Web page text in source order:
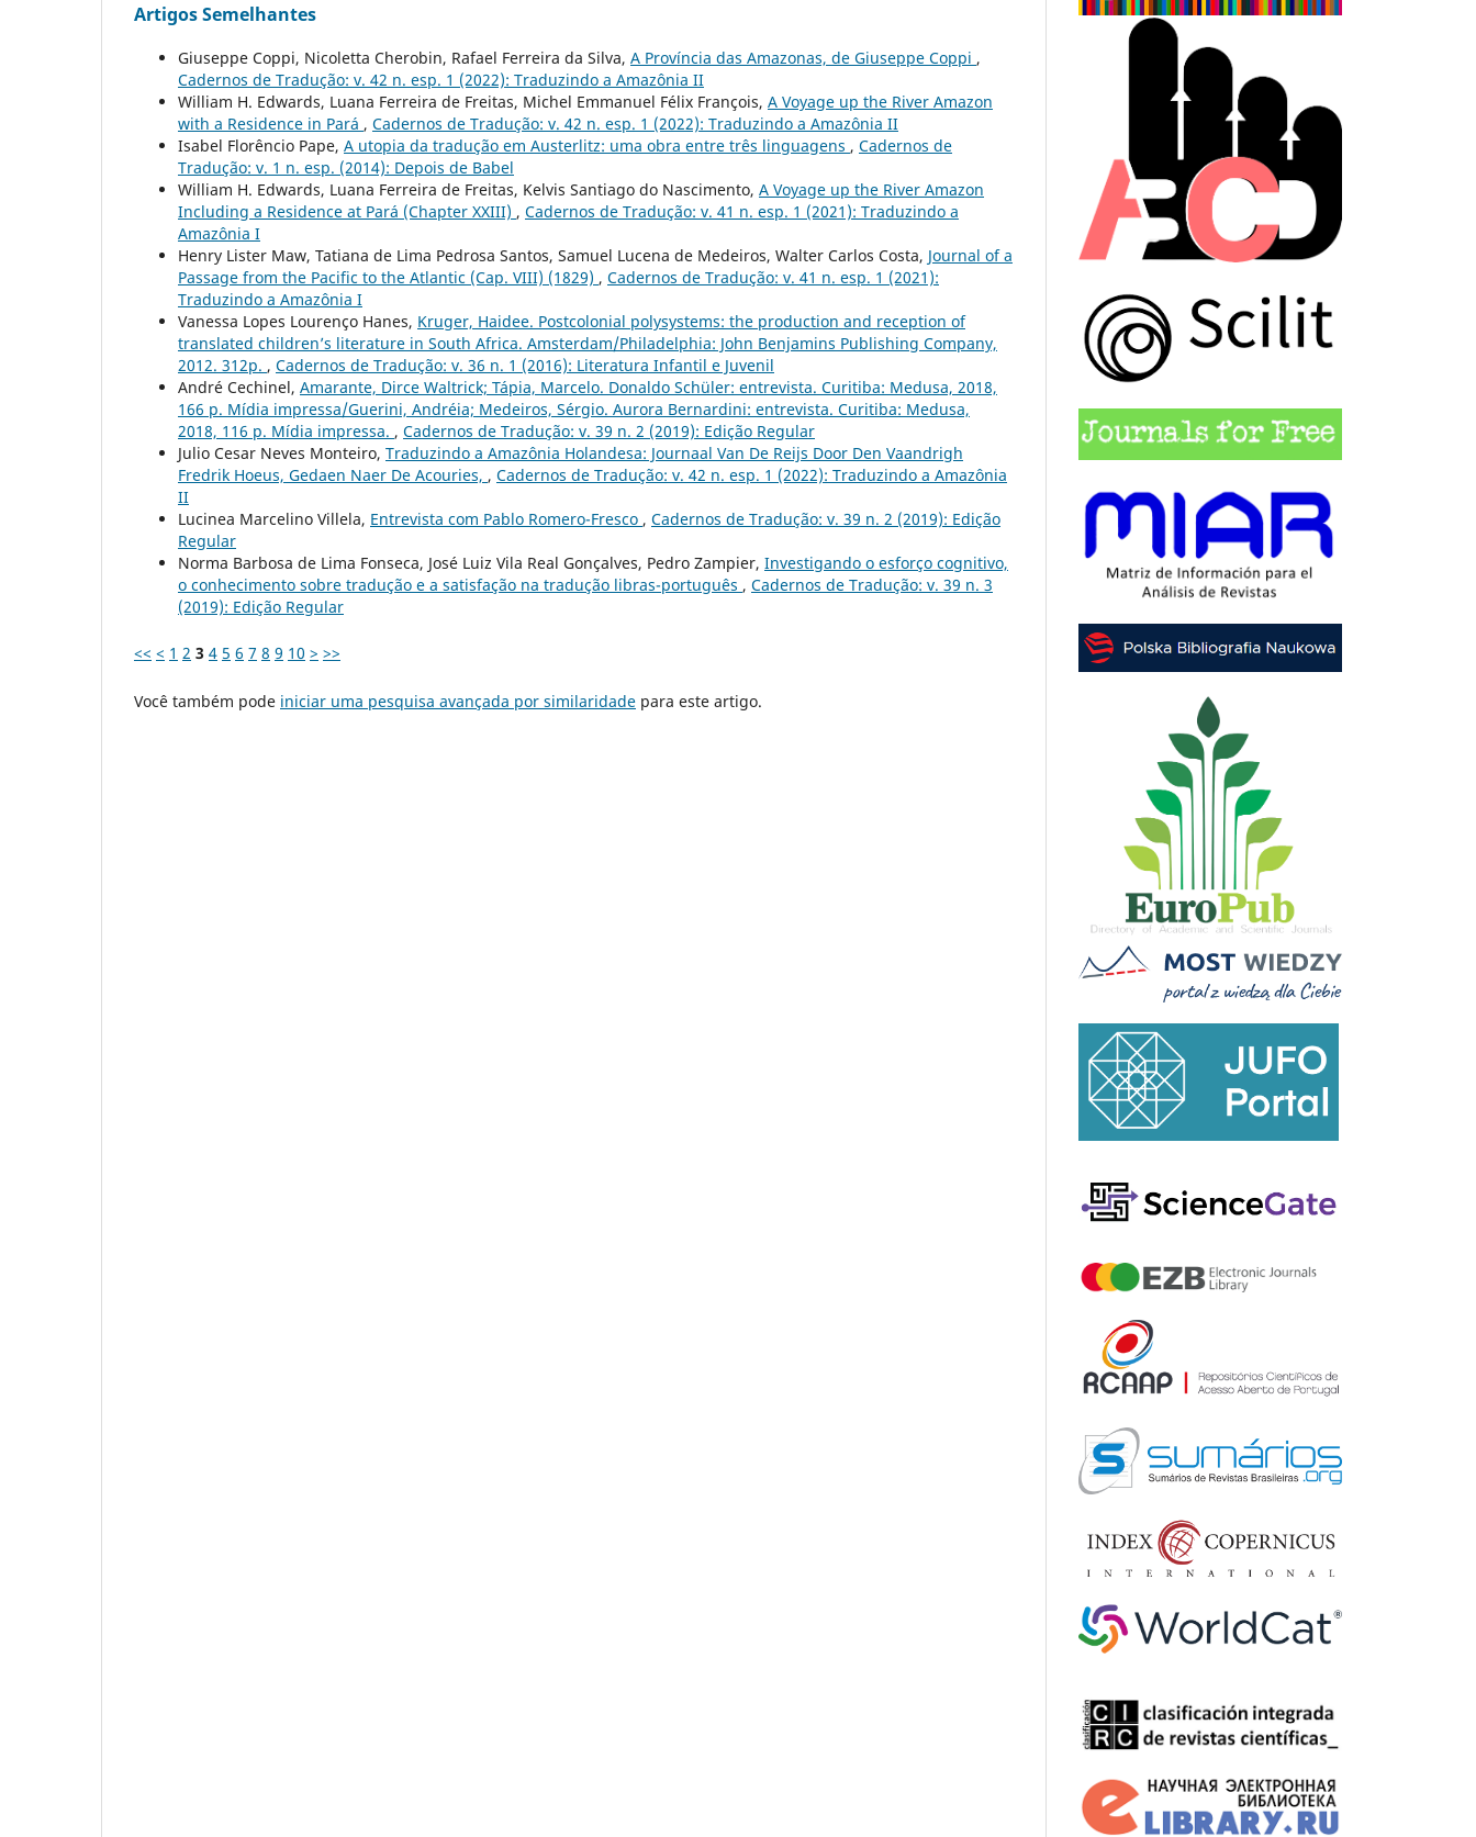
Artigos Semelhantes
Giuseppe Coppi, Nicoletta Cherobin, Rafael Ferreira da Silva, A Província das Amazonas, de Giuseppe Coppi ,
Cadernos de Tradução: v. 42 n. esp. 1 (2022): Traduzindo a Amazônia II
William H. Edwards, Luana Ferreira de Freitas, Michel Emmanuel Félix François, A Voyage up the River Amazon
with a Residence in Pará , Cadernos de Tradução: v. 42 n. esp. 1 (2022): Traduzindo a Amazônia II
Isabel Florêncio Pape, A utopia da tradução em Austerlitz: uma obra entre três linguagens , Cadernos de
Tradução: v. 1 n. esp. (2014): Depois de Babel
William H. Edwards, Luana Ferreira de Freitas, Kelvis Santiago do Nascimento, A Voyage up the River Amazon
Including a Residence at Pará (Chapter XXIII) , Cadernos de Tradução: v. 41 n. esp. 1 (2021): Traduzindo a
Amazônia I
Henry Lister Maw, Tatiana de Lima Pedrosa Santos, Samuel Lucena de Medeiros, Walter Carlos Costa, Journal of a
Passage from the Pacific to the Atlantic (Cap. VIII) (1829) , Cadernos de Tradução: v. 41 n. esp. 1 (2021):
Traduzindo a Amazônia I
Vanessa Lopes Lourenço Hanes, Kruger, Haidee. Postcolonial polysystems: the production and reception of
translated children’s literature in South Africa. Amsterdam/Philadelphia: John Benjamins Publishing Company,
2012. 312p. , Cadernos de Tradução: v. 36 n. 1 (2016): Literatura Infantil e Juvenil
André Cechinel, Amarante, Dirce Waltrick; Tápia, Marcelo. Donaldo Schüler: entrevista. Curitiba: Medusa, 2018,
166 p. Mídia impressa/Guerini, Andréia; Medeiros, Sérgio. Aurora Bernardini: entrevista. Curitiba: Medusa,
2018, 116 p. Mídia impressa. , Cadernos de Tradução: v. 39 n. 2 (2019): Edição Regular
Julio Cesar Neves Monteiro, Traduzindo a Amazônia Holandesa: Journaal Van De Reijs Door Den Vaandrigh
Fredrik Hoeus, Gedaen Naer De Acouries, , Cadernos de Tradução: v. 42 n. esp. 1 (2022): Traduzindo a Amazônia
II
Lucinea Marcelino Villela, Entrevista com Pablo Romero-Fresco , Cadernos de Tradução: v. 39 n. 2 (2019): Edição
Regular
Norma Barbosa de Lima Fonseca, José Luiz Vila Real Gonçalves, Pedro Zampier, Investigando o esforço cognitivo,
o conhecimento sobre tradução e a satisfação na tradução libras-português , Cadernos de Tradução: v. 39 n. 3
(2019): Edição Regular
<< < 1 2 3 4 5 6 7 8 9 10 > >>
Você também pode iniciar uma pesquisa avançada por similaridade para este artigo.